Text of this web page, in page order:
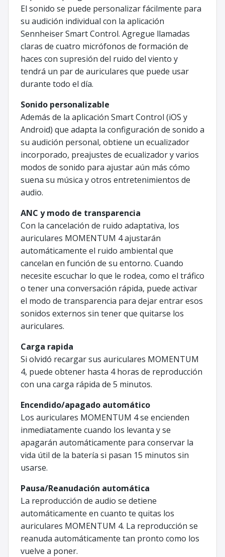
El sonido se puede personalizar fácilmente para
su audición individual con la aplicación
Sennheiser Smart Control. Agregue llamadas
claras de cuatro micrófonos de formación de
haces con supresión del ruido del viento y
tendrá un par de auriculares que puede usar
durante todo el día.
Sonido personalizable
Además de la aplicación Smart Control (iOS y
Android) que adapta la configuración de sonido a
su audición personal, obtiene un ecualizador
incorporado, preajustes de ecualizador y varios
modos de sonido para ajustar aún más cómo
suena su música y otros entretenimientos de
audio.
ANC y modo de transparencia
Con la cancelación de ruido adaptativa, los
auriculares MOMENTUM 4 ajustarán
automáticamente el ruido ambiental que
cancelan en función de su entorno. Cuando
necesite escuchar lo que le rodea, como el tráfico
o tener una conversación rápida, puede activar
el modo de transparencia para dejar entrar esos
sonidos externos sin tener que quitarse los
auriculares.
Carga rapida
Si olvidó recargar sus auriculares MOMENTUM
4, puede obtener hasta 4 horas de reproducción
con una carga rápida de 5 minutos.
Encendido/apagado automático
Los auriculares MOMENTUM 4 se encienden
inmediatamente cuando los levanta y se
apagarán automáticamente para conservar la
vida útil de la batería si pasan 15 minutos sin
usarse.
Pausa/Reanudación automática
La reproducción de audio se detiene
automáticamente en cuanto te quitas los
auriculares MOMENTUM 4. La reproducción se
reanuda automáticamente tan pronto como los
vuelve a poner.